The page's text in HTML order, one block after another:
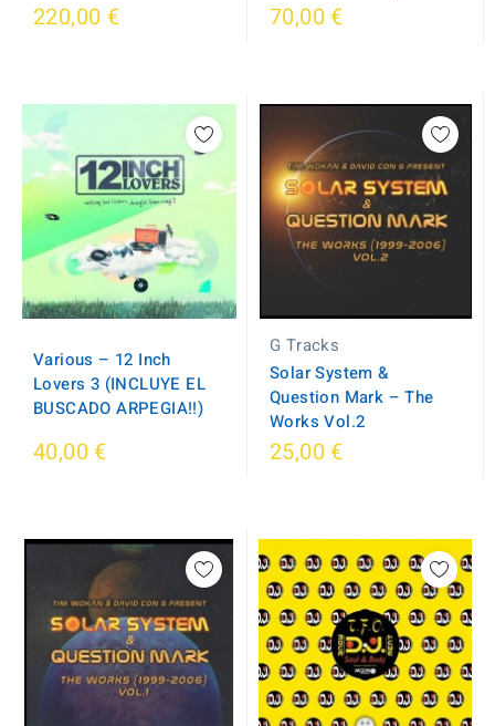
220,00 € 70,00 €
Various – 12 Inch
Lovers 3 (INCLUYE EL
BUSCADO ARPEGIA!!)
40,00 €
G Tracks
Solar System &
Question Mark – The
Works Vol.2
25,00 €